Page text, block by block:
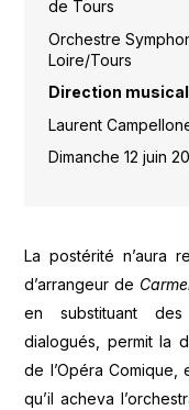
de Tours
Orchestre
Loire/Tours
Direction
Laurent
Dimanche 12 juin
La postérité n’aura
d’arrangeur de
en substituant
dialogués, permit la
de l’Opéra Comique,
qu’il acheva